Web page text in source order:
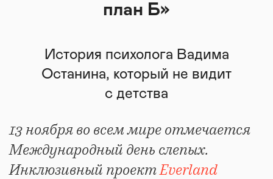
план Б»
История психолога Вадима
Останина, который не видит
с детства
13 ноября во всем мире отмечается
Международный день слепых.
Инклюзивный проектEverland